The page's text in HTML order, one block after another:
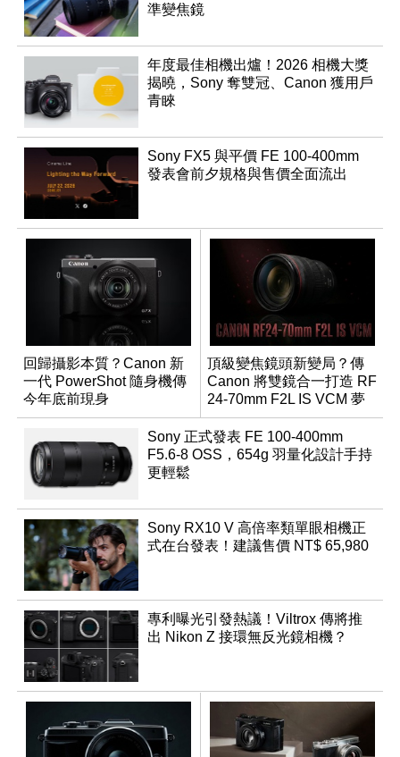
準變焦鏡
年度最佳相機出爐！2026 相機大獎
揭曉，Sony 奪雙冠、Canon 獲用戶
青睞
Sony FX5 與平價 FE 100-400mm
發表會前夕規格與售價全面流出
回歸攝影本質？Canon 新
一代 PowerShot 隨身機傳
今年底前現身
頂級變焦鏡頭新變局？傳
Canon 將雙鏡合一打造 RF
24-70mm F2L IS VCM 夢
幻規格
Sony 正式發表 FE 100-400mm
F5.6-8 OSS，654g 羽量化設計手持
更輕鬆
Sony RX10 V 高倍率類單眼相機正
式在台發表！建議售價 NT$ 65,980
專利曝光引發熱議！Viltrox 傳將推
出 Nikon Z 接環無反光鏡相機？